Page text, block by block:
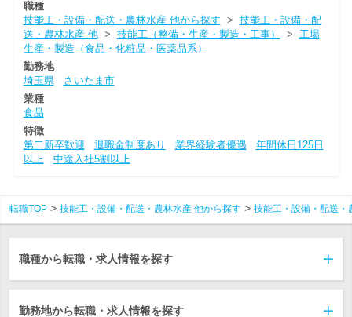
職種
技能工・設備・配送・農林水産 他から探す > 技能工・設備・配
送・農林水産 他> 技能工（整備・生産・製造・工事） > 工場
生産・製造（食品・化粧品・医薬品系）
勤務地
埼玉県
さいたま市
業種
食品
特徴
第二新卒歓迎
退職金制度あり 業界経験者優遇
年間休日125日
以上
中途入社5割以上
転職TOP 技能工・設備・配送・農林水産 他から探す 技能工・設備・配送・
職種から転職・求人情報を探す
勤務地から転職・求人情報を探す